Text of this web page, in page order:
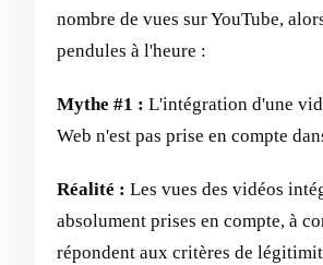
nombre de vues sur YouTube,
pendules à l'heure :
Mythe #1 : L'intégration d'une
Web n'est pas prise en compte
Réalité : Les vues des vidéos
absolument prises en compte, à
répondent aux critères de